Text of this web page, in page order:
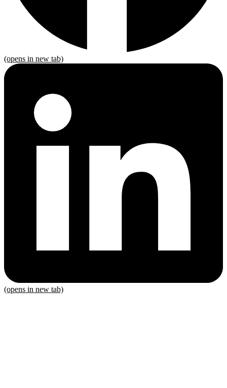
(opens in new tab)
(opens in new tab)